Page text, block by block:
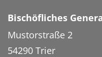
Bischöfliches
Mustorstraße 2
54290 Trier